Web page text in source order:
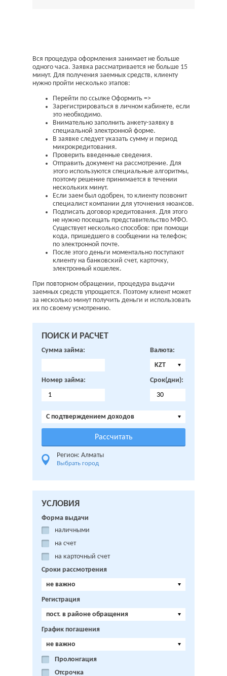
Вся процедура оформления занимает не больше
одного часа. Заявка рассматривается не больше 15
минут. Для получения заемных средств, клиенту
нужно пройти несколько этапов:
Перейти по ссылке Оформить =>
Зарегистрироваться в личном кабинете, если
это необходимо.
Внимательно заполнить анкету-заявку в
специальной электронной форме.
В заявке следует указать сумму и период
микрокредитования.
Проверить введенные сведения.
Отправить документ на рассмотрение. Для
этого используются специальные алгоритмы,
поэтому решение принимается в течении
нескольких минут.
Если заем был одобрен, то клиенту позвонит
специалист компании для уточнения нюансов.
Подписать договор кредитования. Для этого
не нужно посещать представительство МФО.
Существует несколько способов: при помощи
кода, пришедшего в сообщении на телефон;
по электронной почте.
После этого деньги моментально поступают
клиенту на банковский счет, карточку,
электронный кошелек.
При повторном обращении, процедура выдачи
заемных средств упрощается. Поэтому клиент может
за несколько минут получить деньги и использовать
их по своему усмотрению.
ПОИСК И РАСЧЕТ
Сумма займа:
Валюта:
KZT
Номер займа:
Срок(дни):
C подтверждением доходов
Регион: Алматы
Выбрать город
УСЛОВИЯ
Форма выдачи
наличными
на счет
на карточный счет
Сроки рассмотрения
не важно
Регистрация
пост. в районе обращения
График погашения
не важно
Пролонгация
Отсрочка